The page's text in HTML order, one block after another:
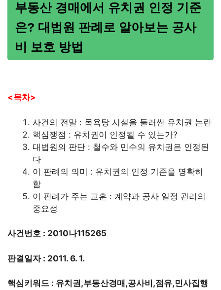
부동산 경매에서 유치권 인정 기준
은? 대법원 판례로 알아보는 공사
비 보호 방법
<목차>
사건의 전말 : 목욕탕 시설을 둘러싼 유치권 논란
핵심쟁점 : 유치권이 인정될 수 있는가?
대법원의 판단 : 철수와 민수의 유치권은 인정된
다
이 판례의 의미 : 유치권의 인정 기준을 명확히
함
이 판례가 주는 교훈 : 계약과 공사 일정 관리의
중요성
사건번호 : 2010나115265
판결일자 : 2011. 6. 1.
핵심키워드 : 유치권,부동산경매,공사비,점유,민사집행